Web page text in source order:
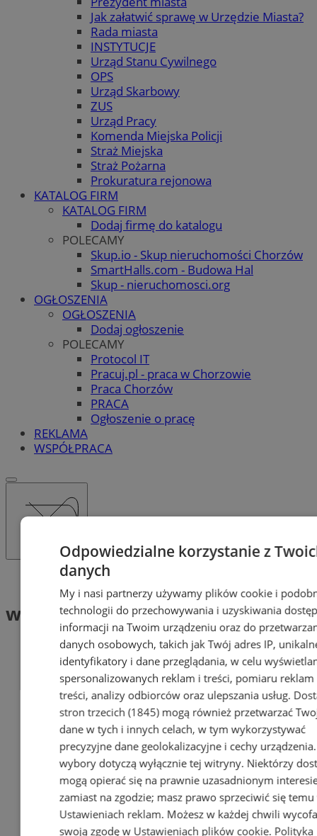
Jak załatwić sprawę w Urzędzie Miasta?
Rada miasta
INSTYTUCJE
Urząd Stanu Cywilnego
OPS
Urząd Skarbowy
ZUS
Urząd Pracy
Komenda Miejska Policji
Straż Miejska
Straż Pożarna
Prokuratura rejonowa
KATALOG FIRM
KATALOG FIRM
Dodaj firmę do katalogu
POLECAMY
Skup.io - Skup nieruchomości Chorzów
SmartHalls.com - Budowa Hal
Skup - nieruchomosci.org
OGŁOSZENIA
OGŁOSZENIA
Dodaj ogłoszenie
POLECAMY
Protocol IT
Pracuj.pl - praca w Chorzowie
Praca Chorzów
PRACA
Ogłoszenie o pracę
REKLAMA
WSPÓŁPRACA
Tag: wotum zaufania
wotum zaufania (1)
Odpowiedzialne korzystanie z
danych
My i nasi partnerzy używamy plików cookie i
technologii do przechowywania i uzyskiwania
informacji na Twoim urządzeniu oraz do
danych osobowych, takich jak Twój adres IP,
identyfikatory i dane przeglądania, w celu
spersonalizowanych reklam i treści, pomiaru reklam
treści, analizy odbiorców oraz ulepszania usług.
stron trzecich (1845)mogą również przetwarzać
dane w tych i innych celach, w tym wykorzystywać
precyzyjne dane geolokalizacyjne i cechy
wybory dotyczą wyłącznie tej witryny. Niektórzy
mogą opierać się na prawnie uzasadnionym
zamiast na zgodzie; masz prawo sprzeciwić się temu
Ustawieniach reklam. Możesz w każdej chwili
swoją zgodę w Ustawieniach plików cookie. Polityka